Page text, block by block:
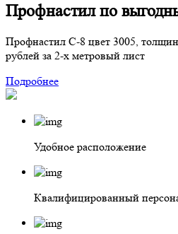
Профнастил по
Профнастил С-8 цвет 3005,
рублей за 2-х метровый лист
Подробнее
Удобное расположение
Квалифицированный